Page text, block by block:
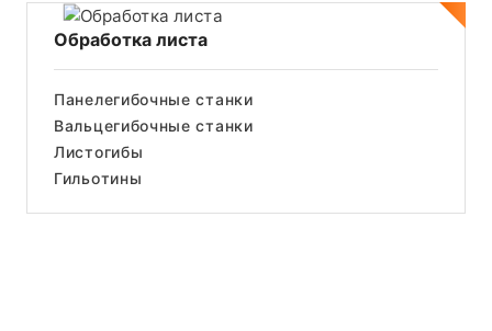
Обработка листа
Панелегибочные станки
Вальцегибочные станки
Листогибы
Гильотины